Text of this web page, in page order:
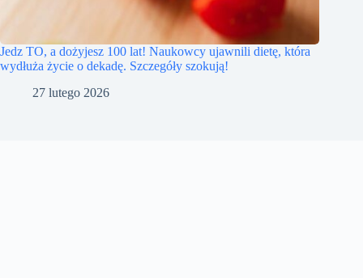
Jedz TO, a dożyjesz 100 lat! Naukowcy ujawnili dietę, która
wydłuża życie o dekadę. Szczegóły szokują!
27 lutego 2026